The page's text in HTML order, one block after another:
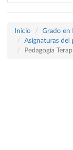
Inicio
Grado en
Asignaturas del
Pedagogía